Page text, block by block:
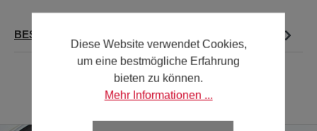
BESCHREIBUNG
Diese Website verwendet Cookies,
um eine bestmögliche Erfahrung
bieten zu können.
Mehr Informationen ...